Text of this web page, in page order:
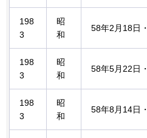
198
3
昭
和
58年2月18日
198
3
昭
和
58年5月22日
198
3
昭
和
58年8月14日